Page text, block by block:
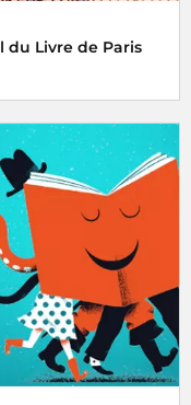
du Livre de Paris
fait la part belle à la
Palais lors du